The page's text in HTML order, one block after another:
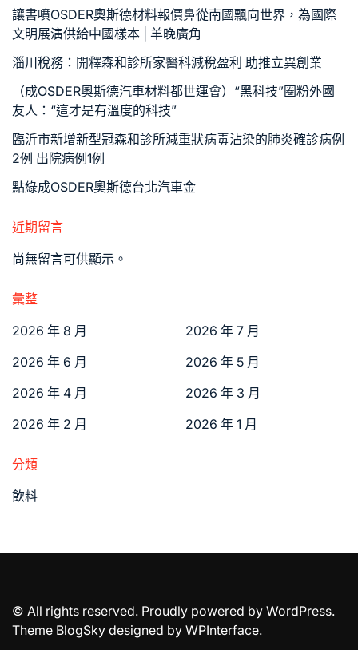
讓書噴OSDER奧斯德材料報價鼻從南國飄向世界，為國際
文明展演供給中國樣本 | 羊晚廣角
淄川稅務：開釋森和診所家醫科減稅盈利 助推立異創業
（成OSDER奧斯德汽車材料都世運會）“黑科技”圈粉外國
友人：“這才是有溫度的科技”
臨沂市新增新型冠森和診所減重狀病毒沾染的肺炎確診病例
2例 出院病例1例
點綠成OSDER奧斯德台北汽車金
近期留言
尚無留言可供顯示。
彙整
2026 年 8 月
2026 年 7 月
2026 年 6 月
2026 年 5 月
2026 年 4 月
2026 年 3 月
2026 年 2 月
2026 年 1 月
分類
飲料
© All rights reserved. Proudly powered by WordPress.
Theme BlogSky designed by WPInterface.